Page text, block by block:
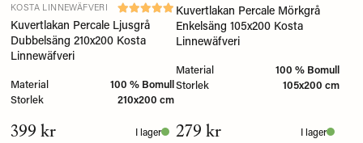
KOSTA LINNEWÄFVERI
Kuvertlakan Percale Ljusgrå
Dubbelsäng 210x200 Kosta
Linnewäfveri
Material
100 % Bomull
Storlek
210x200 cm
399 kr I lager
Kuvertlakan Percale Mörkgrå
Enkelsäng 105x200 Kosta
Linnewäfveri
Material
100 % Bomull
Storlek
105x200 cm
279 kr I lager